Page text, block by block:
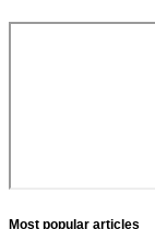
Most popular articles